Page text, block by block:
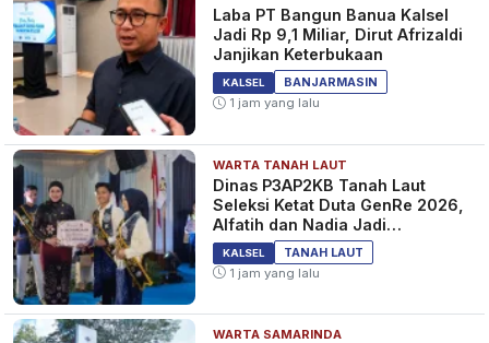
Laba PT Bangun Banua Kalsel
Jadi Rp 9,1 Miliar, Dirut Afrizaldi
Janjikan Keterbukaan
KALSEL
BANJARMASIN
1 jam yang lalu
WARTA TANAH LAUT
Dinas P3AP2KB Tanah Laut
Seleksi Ketat Duta GenRe 2026,
Alfatih dan Nadia Jadi
Pemenang
KALSEL
TANAH LAUT
1 jam yang lalu
WARTA SAMARINDA